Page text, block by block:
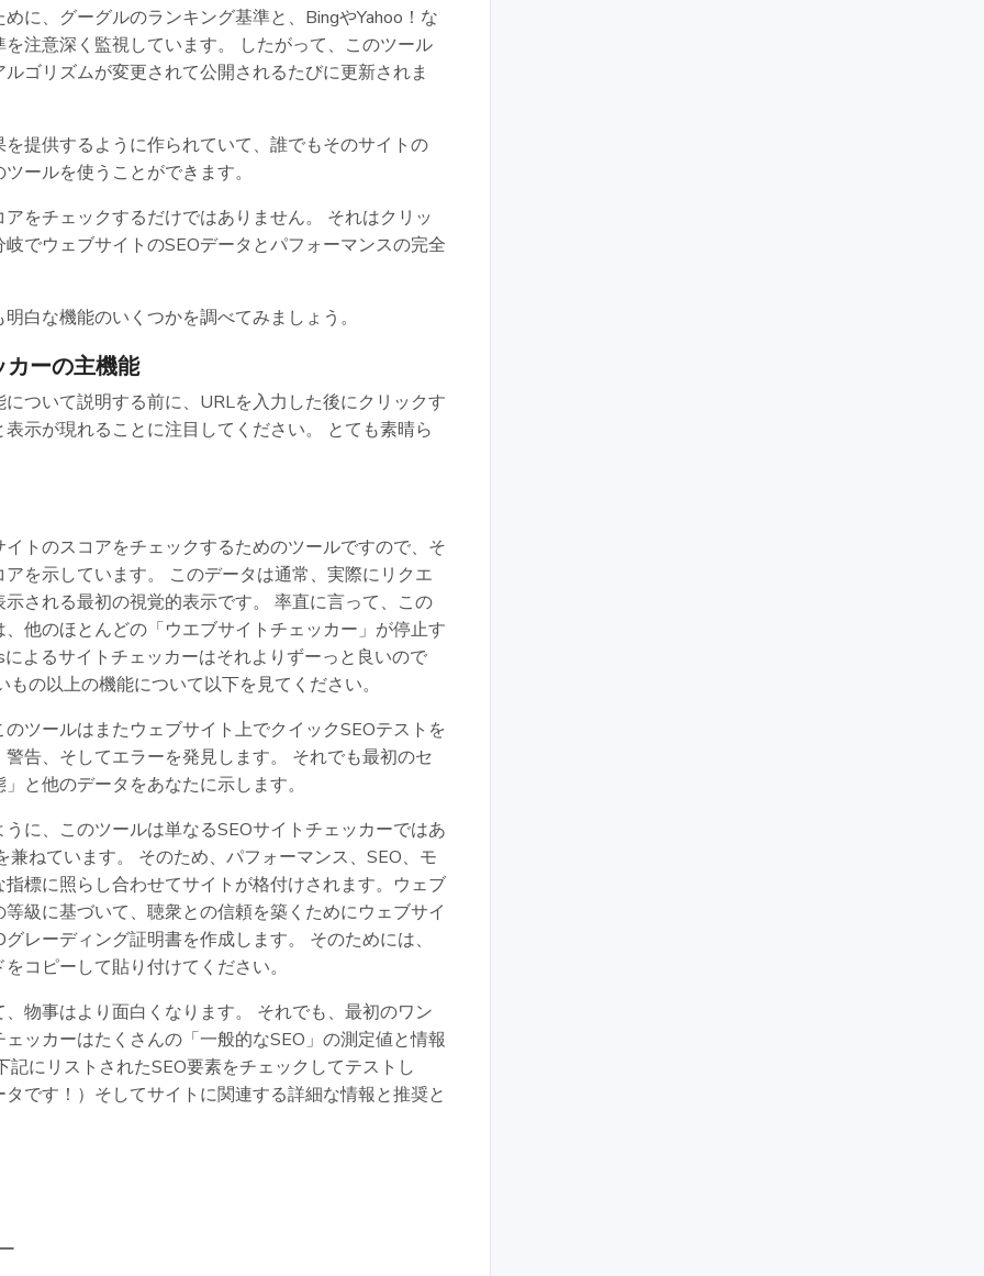
に、グーグルのランキング基準と、BingやYahoo！な
注意深く監視しています。 したがって、このツール
ゴリズムが変更されて公開されるたびに更新されま
提供するように作られていて、誰でもそのサイトの
ールを使うことができます。
をチェックするだけではありません。 それはクリッ
でウェブサイトのSEOデータとパフォーマンスの完全
白な機能のいくつかを調べてみましょう。
カーの主機能
ついて説明する前に、URLを入力した後にクリックす
示が現れることに注目してください。 とても素晴ら
トのスコアをチェックするためのツールですので、そ
を示しています。 このデータは通常、実際にリクエ
される最初の視覚的表示です。 率直に言って、この
他のほとんどの「ウエブサイトチェッカー」が停止す
よるサイトチェッカーはそれよりずーっと良いので
の以上の機能について以下を見てください。
ツールはまたウェブサイト上でクイックSEOテストを
告、そしてエラーを発見します。 それでも最初のセ
と他のデータをあなたに示します。
に、このツールは単なるSEOサイトチェッカーではあ
ねています。 そのため、パフォーマンス、SEO、モ
標に照らし合わせてサイトが格付けされます。ウェブ
級に基づいて、聴衆との信頼を築くためにウェブサイ
レーディング証明書を作成します。 そのためには、
コピーして貼り付けてください。
物事はより面白くなります。 それでも、最初のワン
ッカーはたくさんの「一般的なSEO」の測定値と情報
にリストされたSEO要素をチェックしてテストし
です！）そしてサイトに関連する詳細な情報と推奨と